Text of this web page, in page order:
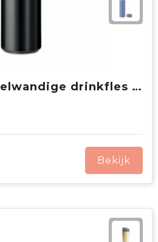
PATAGO - Dubbelwandige drinkfles 425 ml
Bekijk